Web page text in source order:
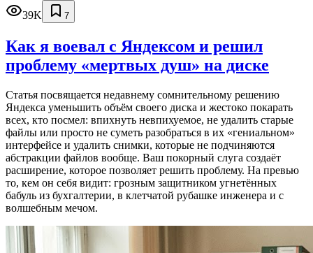
39K
7
Как я воевал с Яндексом и решил
проблему «мертвых душ» на диске
Статья посвящается недавнему сомнительному решению
Яндекса уменьшить объём своего диска и жестоко покарать
всех, кто посмел: впихнуть невпихуемое, не удалить старые
файлы или просто не суметь разобраться в их «гениальном»
интерфейсе и удалить снимки, которые не подчиняются
абстракции файлов вообще. Ваш покорный слуга создаёт
расширение, которое позволяет решить проблему. На превью
то, кем он себя видит: грозным защитником угнетённых
бабуль из бухгалтерии, в клетчатой рубашке инженера и с
волшебным мечом.